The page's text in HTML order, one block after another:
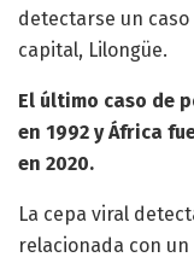
detectarse un
capital, Lilongüe.
El último caso de
en 1992 y África
en 2020.
La cepa viral
relacionada con